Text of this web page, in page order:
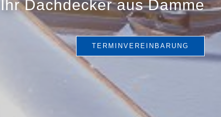
Ihr Dachdecker aus Damme
TERMINVEREINBARUNG